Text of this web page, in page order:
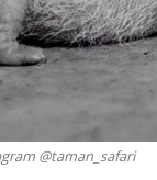
@taman_safari